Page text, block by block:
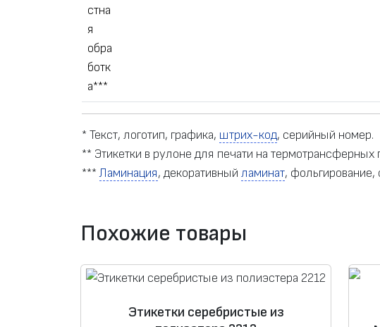
стна
я
обра
ботк
а***
* Текст, логотип, графика, штрих-код, серийный номер.
** Этикетки в рулоне для печати на термотрансферных
***Ламинация, декоративный ламинат, фольгирование,
Похожие товары
Этикетки серебристые из